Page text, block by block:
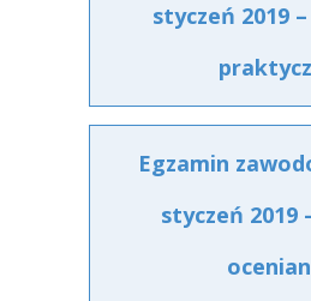
styczeń 2019
Egzamin
styczeń 2019